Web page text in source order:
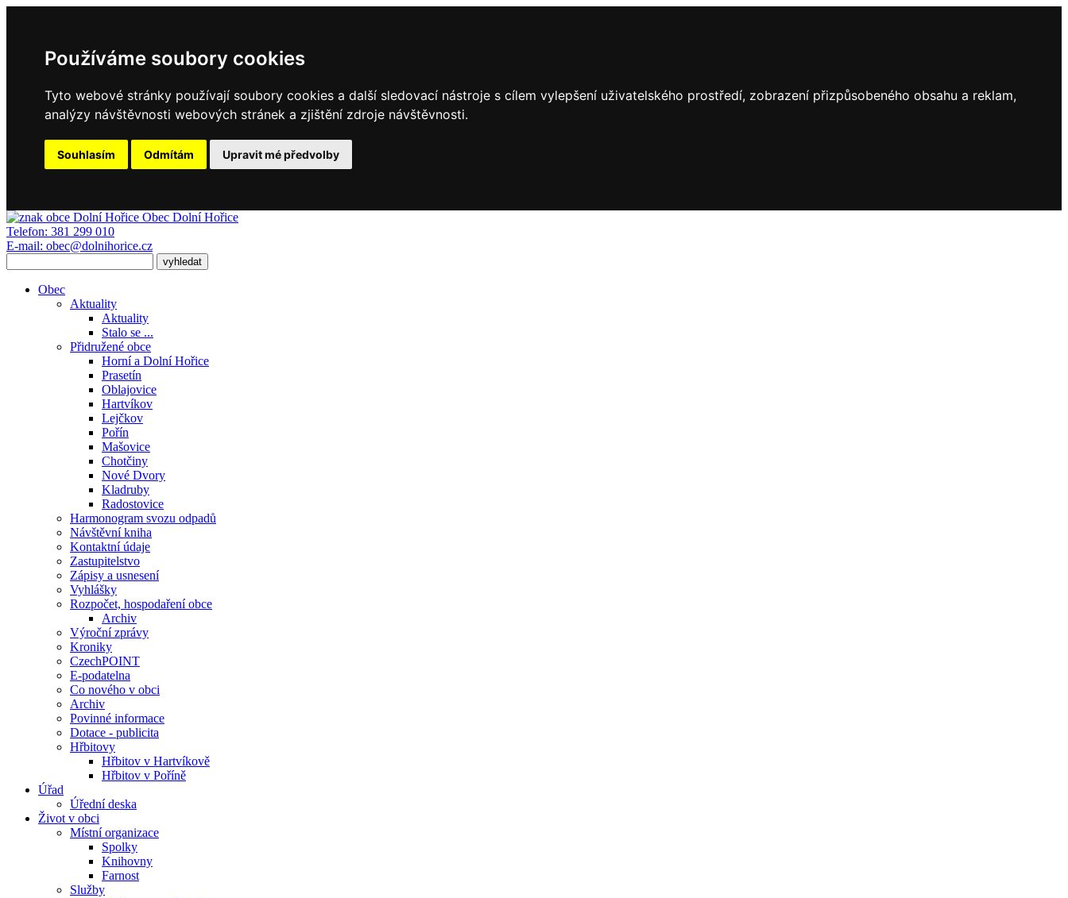
Používáme soubory cookies
Tyto webové stránky používají soubory cookies a další sledovací nástroje s cílem vylepšení uživatelského prostředí, zobrazení přizpůsobeného obsahu a reklam,
analýzy návštěvnosti webových stránek a zjištění zdroje návštěvnosti.
Souhlasím Odmítám Upravit mé předvolby
Obec Dolní Hořice
Telefon: 381 299 010
E-mail: obec@dolnihorice.cz
Obec
Aktuality
Aktuality
Stalo se ...
Přidružené obce
Horní a Dolní Hořice
Prasetín
Oblajovice
Hartvíkov
Lejčkov
Pořín
Mašovice
Chotčiny
Nové Dvory
Kladruby
Radostovice
Harmonogram svozu odpadů
Návštěvní kniha
Kontaktní údaje
Zastupitelstvo
Zápisy a usnesení
Vyhlášky
Rozpočet, hospodaření obce
Archiv
Výroční zprávy
Kroniky
CzechPOINT
E-podatelna
Co nového v obci
Archiv
Povinné informace
Dotace - publicita
Hřbitovy
Hřbitov v Hartvíkově
Hřbitov v Poříně
Úřad
Úřední deska
Život v obci
Místní organizace
Spolky
Knihovny
Farnost
Služby